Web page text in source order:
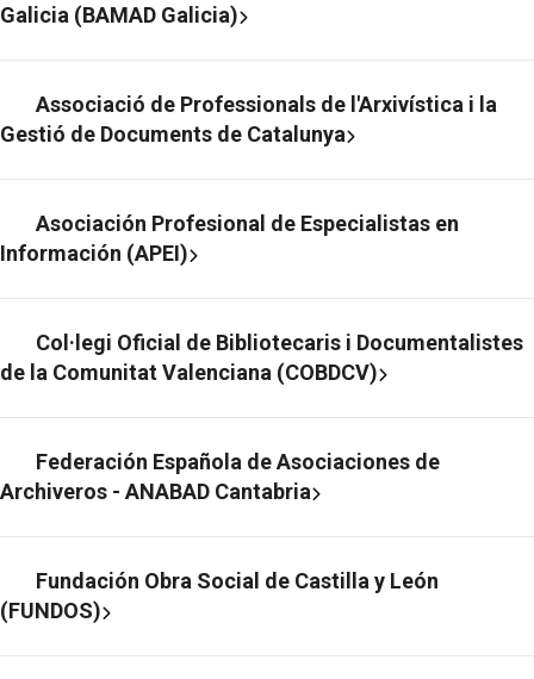
Galicia (BAMAD Galicia)
Associació de Professionals de l'Arxivística i la
Gestió de Documents de Catalunya
Asociación Profesional de Especialistas en
Información (APEI)
Col·legi Oficial de Bibliotecaris i Documentalistes
de la Comunitat Valenciana (COBDCV)
Federación Española de Asociaciones de
Archiveros - ANABAD Cantabria
Fundación Obra Social de Castilla y León
(FUNDOS)